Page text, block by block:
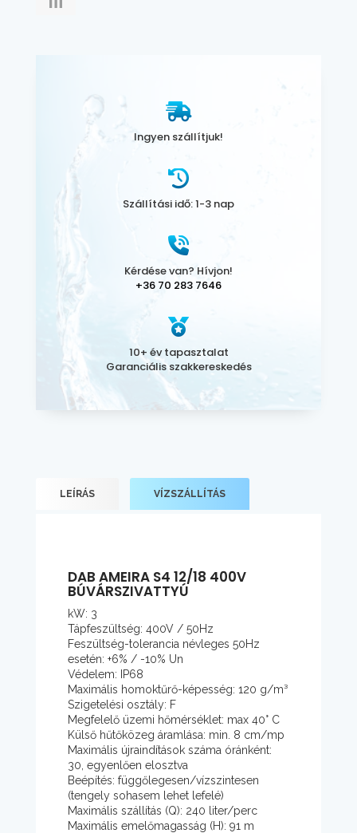
Ingyen szállítjuk!
Szállítási idő: 1-3 nap
Kérdése van? Hívjon!
+36 70 283 7646
10+ év tapasztalat
Garanciális szakkereskedés
LEÍRÁS VÍZSZÁLLÍTÁS
DAB AMEIRA S4 12/18 400V
BÚVÁRSZIVATTYÚ
kW: 3
Tápfeszültség: 400V / 50Hz
Feszültség-tolerancia névleges 50Hz
esetén: +6% / -10% Un
Védelem: IP68
Maximális homoktűrő-képesség: 120 g/m³
Szigetelési osztály: F
Megfelelő üzemi hőmérséklet: max 40° C
Külső hűtőközeg áramlása: min. 8 cm/mp
Maximális újraindítások száma óránként:
30, egyenlően elosztva
Beépítés: függőlegesen/vízszintesen
(tengely sohasem lehet lefelé)
Maximális szállítás (Q): 240 liter/perc
Maximális emelőmagasság (H): 91 m